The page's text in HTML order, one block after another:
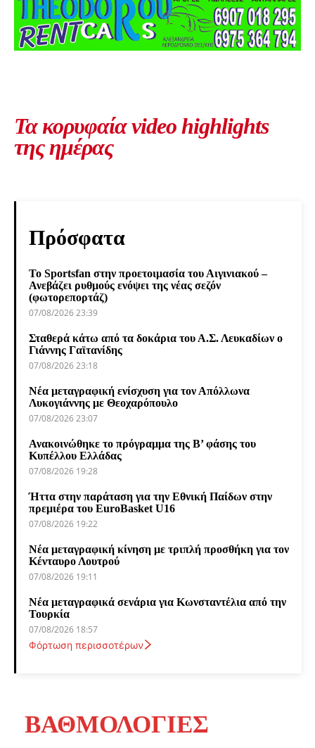
Τα κορυφαία video highlights
της ημέρας
Πρόσφατα
Το Sportsfan στην προετοιμασία του Αιγινιακού –
Ανεβάζει ρυθμούς ενόψει της νέας σεζόν
(φωτορεπορτάζ)
07/08/2026 23:39
Σταθερά κάτω από τα δοκάρια του Α.Σ. Λευκαδίων ο
Γιάννης Γαϊτανίδης
07/08/2026 23:18
Νέα μεταγραφική ενίσχυση για τον Απόλλωνα
Λυκογιάννης με Θεοχαρόπουλο
07/08/2026 23:07
Ανακοινώθηκε το πρόγραμμα της Β’ φάσης του
Κυπέλλου Ελλάδας
07/08/2026 19:28
Ήττα στην παράταση για την Εθνική Παίδων στην
πρεμιέρα του EuroBasket U16
07/08/2026 19:22
Νέα μεταγραφική κίνηση με τριπλή προσθήκη για τον
Κένταυρο Λουτρού
07/08/2026 19:11
Νέα μεταγραφικά σενάρια για Κωνσταντέλια από την
Τουρκία
07/08/2026 18:57
Φόρτωση περισσοτέρων
ΒΑΘΜΟΛΟΓΙΕΣ